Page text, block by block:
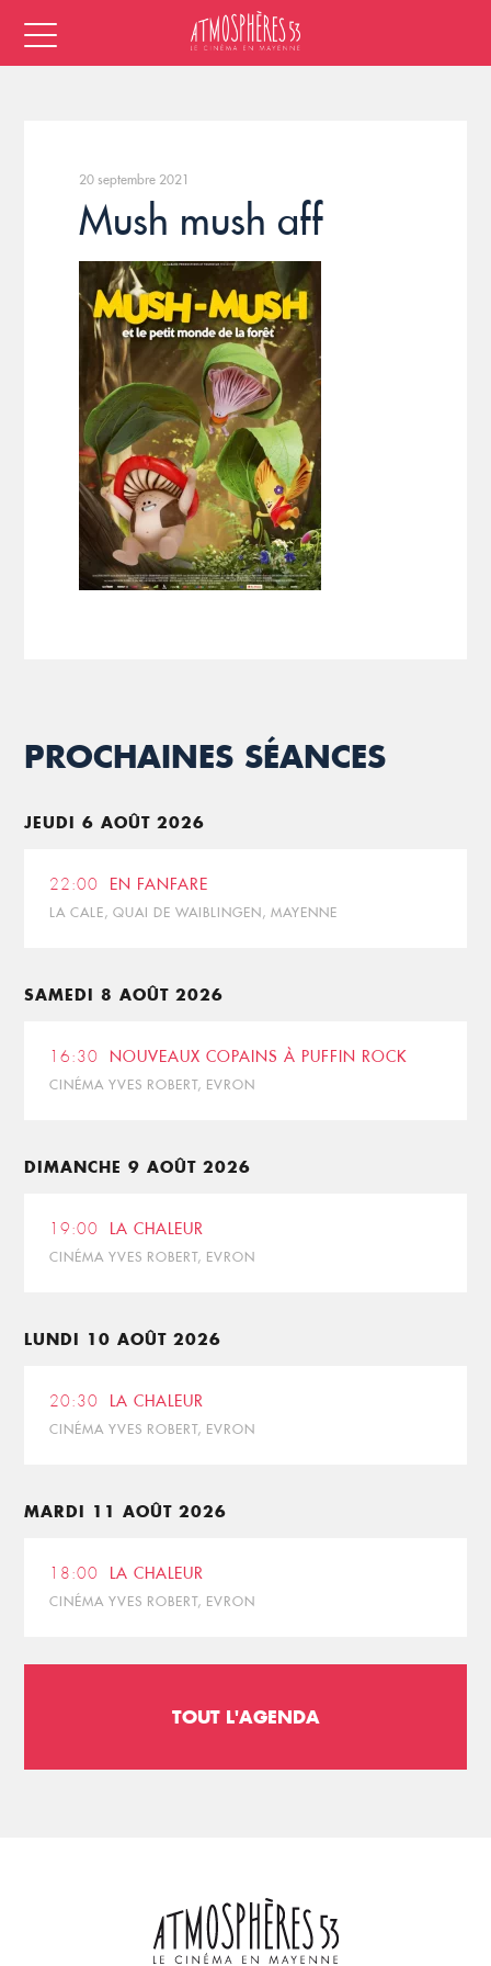
20 septembre 2021
Mush mush aff
PROCHAINES SÉANCES
JEUDI 6 AOÛT 2026
22:00 EN FANFARE
LA CALE, QUAI DE WAIBLINGEN, MAYENNE
SAMEDI 8 AOÛT 2026
16:30 NOUVEAUX COPAINS À PUFFIN ROCK
CINÉMA YVES ROBERT, EVRON
DIMANCHE 9 AOÛT 2026
19:00 LA CHALEUR
CINÉMA YVES ROBERT, EVRON
LUNDI 10 AOÛT 2026
20:30 LA CHALEUR
CINÉMA YVES ROBERT, EVRON
MARDI 11 AOÛT 2026
18:00 LA CHALEUR
CINÉMA YVES ROBERT, EVRON
TOUT L'AGENDA